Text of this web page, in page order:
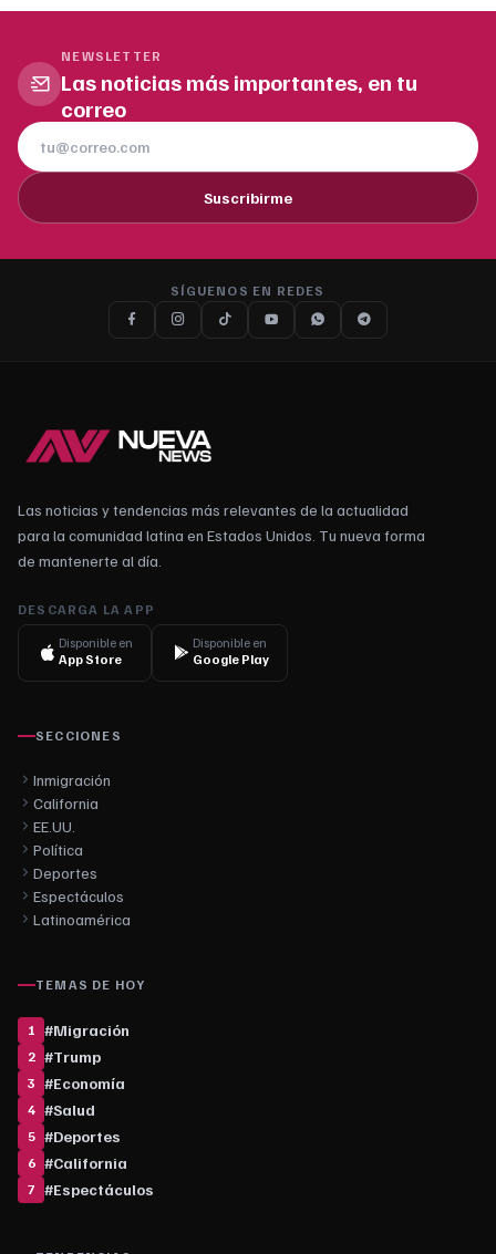
NEWSLETTER
Las noticias más importantes, en tu
correo
Suscribirme
SÍGUENOS EN REDES
Las noticias y tendencias más relevantes de la actualidad
para la comunidad latina en Estados Unidos. Tu nueva forma
de mantenerte al día.
DESCARGA LA APP
Disponible en
App Store
Disponible en
Google Play
SECCIONES
Inmigración
California
EE.UU.
Política
Deportes
Espectáculos
Latinoamérica
TEMAS DE HOY
1 #Migración
2 #Trump
3 #Economía
4 #Salud
5 #Deportes
6 #California
7 #Espectáculos